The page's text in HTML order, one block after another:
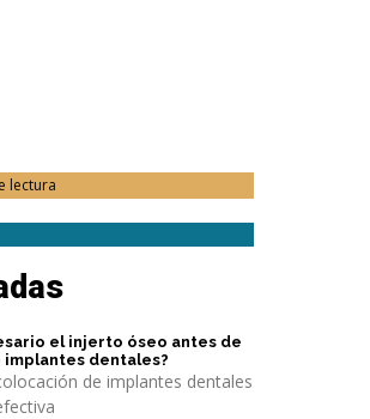
lectura
el injerto óseo antes de
implantes dentales?
de implantes dentales